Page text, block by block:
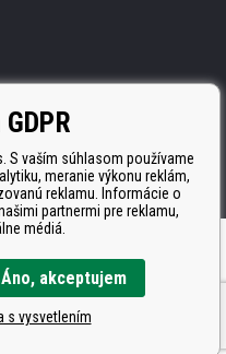
BINARGON.cz
S vaším súhlasom používame
meranie výkonu reklám,
reklamu. Informácie o
partnermi pre reklamu,
médiá.
Áno, akceptujem
s vysvetlením